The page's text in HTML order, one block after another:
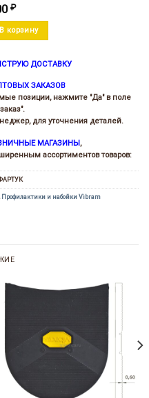
₽
Фартук Vibram
В корзину
ДОСТАВКУ
ЗАКАЗОВ
позиции, нажмите "Да" в поле
для уточнения деталей.
МАГАЗИНЫ,
ассортиментов товаров:
, Профилактики и набойки Vibram